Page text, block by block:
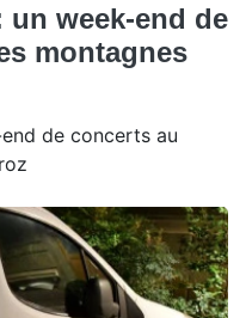
un week-end de
montagnes
de concerts au